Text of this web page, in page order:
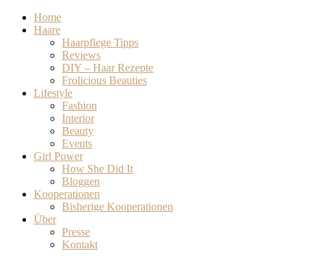
Home
Haare
Haarpflege Tipps
Reviews
DIY – Haar Rezepte
Frolicious Beauties
Lifestyle
Fashion
Interior
Beauty
Events
Girl Power
How She Did It
Bloggen
Kooperationen
Bisherige Kooperationen
Über
Presse
Kontakt